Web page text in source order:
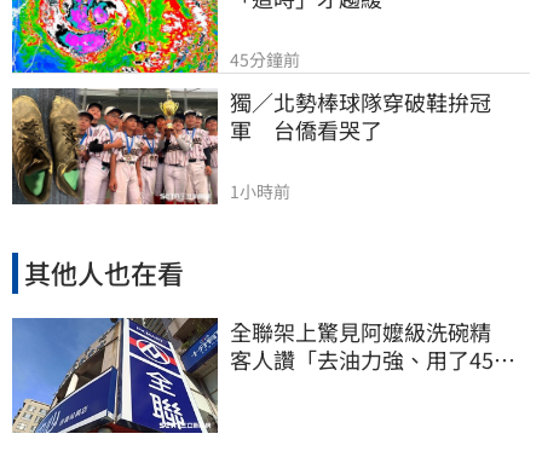
45分鐘前
獨／北勢棒球隊穿破鞋拚冠
軍　台僑看哭了
1小時前
其他人也在看
全聯架上驚見阿嬤級洗碗精
客人讚「去油力強、用了45